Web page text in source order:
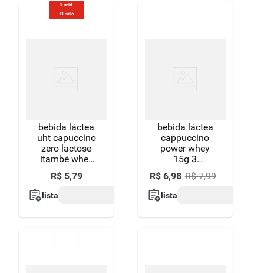
3 unid.
+1 selo
bebida láctea
uht capuccino
zero lactose
itambé whey
caixa 250ml
R$ 5,79
lista
bebida láctea
cappuccino
power whey
15g 3
corações
260ml
R$ 6,98 R$ 7,99
lista